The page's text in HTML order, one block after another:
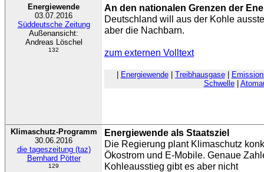
Energiewende
03.07.2016
Süddeutsche Zeitung
Außenansicht:
Andreas Löschel
132
An den nationalen Grenzen der
Deutschland will aus der Kohle
aber die Nachbarn.
zum externen Volltext
Energiewende| Treibhausgase|
Schwelle|
Klimaschutz-Programm
30.06.2016
die tageszeitung (taz)
Bernhard Pötter
129
Energiewende als Staatsziel
Die Regierung plant Klimaschutz
Ökostrom und E-Mobile. Genaue
Kohleausstieg gibt es aber nicht